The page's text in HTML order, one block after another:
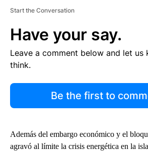
Start the Conversation
Have your say.
Leave a comment below and let us
think.
Be the first to
Además del embargo económico y el
agravó al límite la crisis energética en la